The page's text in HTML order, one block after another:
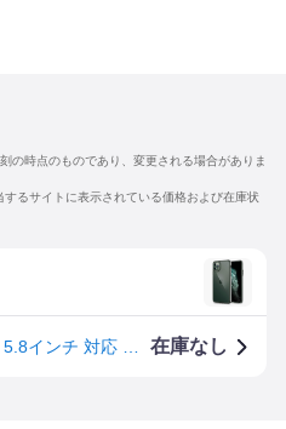
の時点のものであり、変更される場合がありま
るサイトに表示されている価格および在庫状
在庫なし